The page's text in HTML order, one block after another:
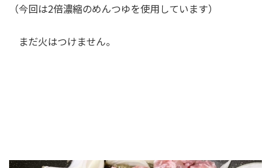
（今回は2倍濃縮のめんつゆを使用しています）
まだ火はつけません。